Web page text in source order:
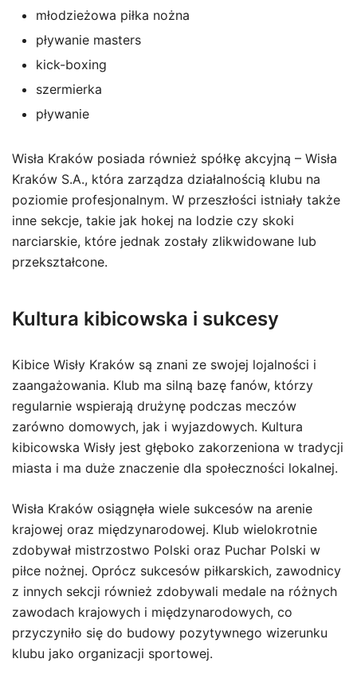
młodzieżowa piłka nożna
pływanie masters
kick-boxing
szermierka
pływanie
Wisła Kraków posiada również spółkę akcyjną – Wisła
Kraków S.A., która zarządza działalnością klubu na
poziomie profesjonalnym. W przeszłości istniały także
inne sekcje, takie jak hokej na lodzie czy skoki
narciarskie, które jednak zostały zlikwidowane lub
przekształcone.
Kultura kibicowska i sukcesy
Kibice Wisły Kraków są znani ze swojej lojalności i
zaangażowania. Klub ma silną bazę fanów, którzy
regularnie wspierają drużynę podczas meczów
zarówno domowych, jak i wyjazdowych. Kultura
kibicowska Wisły jest głęboko zakorzeniona w tradycji
miasta i ma duże znaczenie dla społeczności lokalnej.
Wisła Kraków osiągnęła wiele sukcesów na arenie
krajowej oraz międzynarodowej. Klub wielokrotnie
zdobywał mistrzostwo Polski oraz Puchar Polski w
piłce nożnej. Oprócz sukcesów piłkarskich, zawodnicy
z innych sekcji również zdobywali medale na różnych
zawodach krajowych i międzynarodowych, co
przyczyniło się do budowy pozytywnego wizerunku
klubu jako organizacji sportowej.